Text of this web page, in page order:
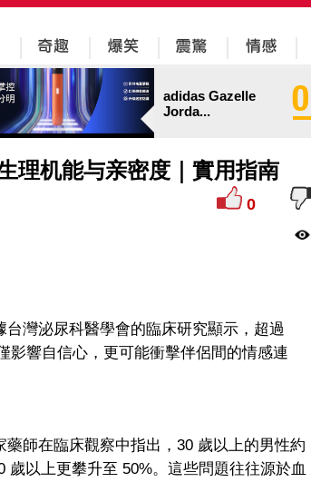
adidas Gazelle
Jorda...
理机能与亲密度｜實用指南
0
灣泌尿科醫學會的臨床研究顯示，超過
影響自信心，更可能衝擊伴侶間的情感連
師在臨床觀察中指出，30 歲以上的男性約
以上更攀升至 50%。這些問題往往源於血